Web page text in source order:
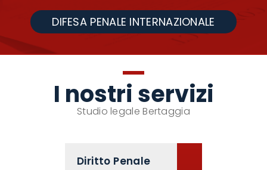
DIFESA PENALE INTERNAZIONALE
I nostri servizi
Studio legale Bertaggia
Diritto Penale